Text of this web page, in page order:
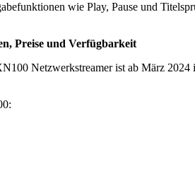
wie Play, Pause und
Preise und Verfügbarkeit
Netzwerkstreamer ist ab März